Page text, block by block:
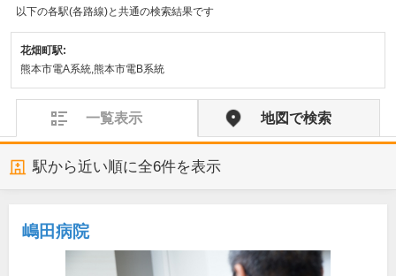
以下の各駅(各路線)と共通の検索結果です
花畑町駅:
熊本市電A系統,熊本市電B系統
一覧表示 地図で検索
駅から近い順に全6件を表示
嶋田病院